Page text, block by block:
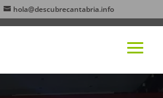
hola@descubrecantabria.info